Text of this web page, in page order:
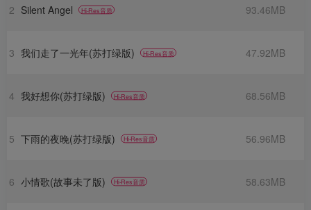
2 Silent Angel Hi-Res音质 93.46MB
3 我们走了一光年(苏打绿版) Hi-Res音质 47.92MB
4 我好想你(苏打绿版) Hi-Res音质 68.56MB
5 下雨的夜晚(苏打绿版) Hi-Res音质 56.96MB
6 小情歌(故事未了版) Hi-Res音质 58.63MB